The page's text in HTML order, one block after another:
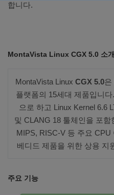
합니다.
MontaVista Linux CGX 5.0 소개
MontaVista Linux CGX 5.0은
플랫폼의 15세대 제품입니
으로 하고 Linux Kernel 6.6
및 CLANG 18 툴체인을 포
MIPS, RISC-V 등 주요
베디드 제품을 위한 상용 지
주요 기능